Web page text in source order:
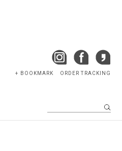
+ BOOKMARK ORDER TRACKING